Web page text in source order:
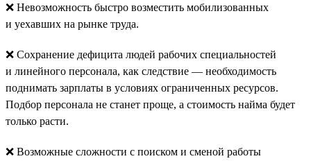
❌ Невозможность быстро возместить мобилизованных
и уехавших на рынке труда.
❌ Сохранение дефицита людей рабочих специальностей
и линейного персонала, как следствие — необходимость
поднимать зарплаты в условиях ограниченных ресурсов.
Подбор персонала не станет проще, а стоимость найма будет
только расти.
❌ Возможные сложности с поиском и сменой работы